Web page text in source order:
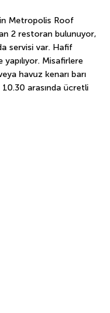
Metropolis Roof
2 restoran bulunuyor,
servisi var. Hafif
Misafirlere
havuz kenarı barı
arasında ücretli